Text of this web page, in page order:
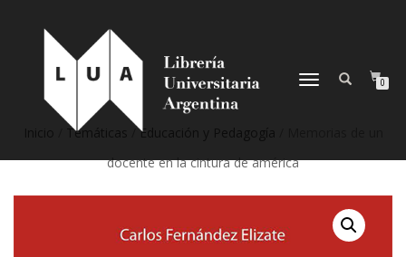
NAVEGACIÓN
0
Temáticas /Educación y Pedagogía
docente en la cintura de américa